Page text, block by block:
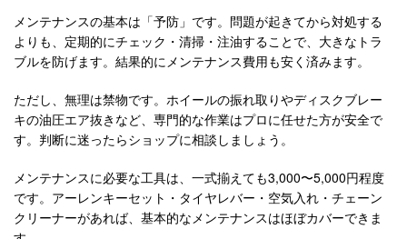
メンテナンスの基本は「予防」です。問題が起きてから対処する
よりも、定期的にチェック・清掃・注油することで、大きなトラ
ブルを防げます。結果的にメンテナンス費用も安く済みます。
ただし、無理は禁物です。ホイールの振れ取りやディスクブレー
キの油圧エア抜きなど、専門的な作業はプロに任せた方が安全で
す。判断に迷ったらショップに相談しましょう。
メンテナンスに必要な工具は、一式揃えても3,000〜5,000円程度
です。アーレンキーセット・タイヤレバー・空気入れ・チェーン
クリーナーがあれば、基本的なメンテナンスはほぼカバーできま